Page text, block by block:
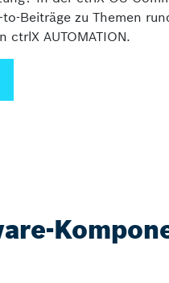
Beiträge zu Themen
AUTOMATION.